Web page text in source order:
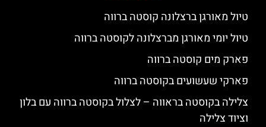
טיול מאורגן ברצלונה קוסטה ברווה
טיול יומי מאורגן מברצלונה לקוסטה ברווה
פארק מים קוסטה ברווה
פארקי שעשועים בקוסטה ברווה
צלילה בקוסטה בראווה – לצלול בקוסטה ברווה עם בלון
וציוד צלילה